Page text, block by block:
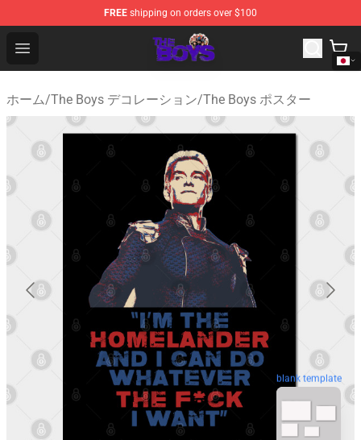
FREE shipping on orders over $100
Open menu
The Boys Store - Official The Boys Merchandise Shop
ホーム/The Boys デコレーション/The Boys ポスター
blank template